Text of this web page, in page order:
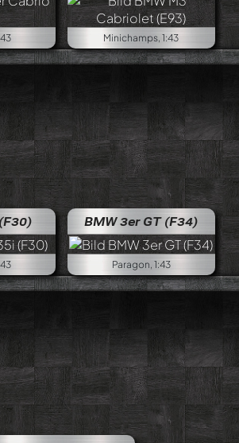
Minichamps, 1:43
BMW 3er GT (F34)
Paragon, 1:43